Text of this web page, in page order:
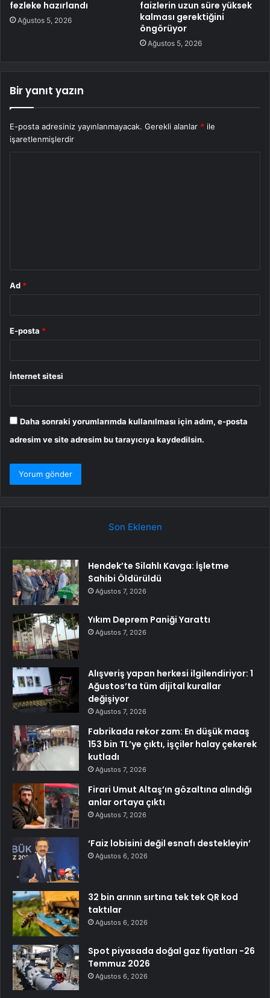
fezleke hazırlandı
Ağustos 5, 2026
faizlerin uzun süre yüksek
kalması gerektiğini
öngörüyor
Ağustos 5, 2026
Bir yanıt yazın
E-posta adresiniz yayınlanmayacak. Gerekli alanlar * ile
işaretlenmişlerdir
Ad *
E-posta *
İnternet sitesi
Daha sonraki yorumlarımda kullanılması için adım, e-posta
adresim ve site adresim bu tarayıcıya kaydedilsin.
Son Eklenen
Hendek’te Silahlı Kavga: İşletme
Sahibi Öldürüldü
Ağustos 7, 2026
Yıkım Deprem Paniği Yarattı
Ağustos 7, 2026
Alışveriş yapan herkesi ilgilendiriyor: 1
Ağustos’ta tüm dijital kurallar
değişiyor
Ağustos 7, 2026
Fabrikada rekor zam: En düşük maaş
153 bin TL’ye çıktı, işçiler halay çekerek
kutladı
Ağustos 7, 2026
Firari Umut Altaş’ın gözaltına alındığı
anlar ortaya çıktı
Ağustos 7, 2026
‘Faiz lobisini değil esnafı destekleyin’
Ağustos 6, 2026
32 bin arının sırtına tek tek QR kod
taktılar
Ağustos 6, 2026
Spot piyasada doğal gaz fiyatları -26
Temmuz 2026
Ağustos 6, 2026